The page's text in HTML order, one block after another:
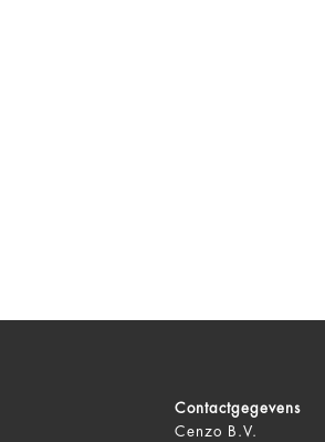
Contactgegevens
Cenzo B.V.